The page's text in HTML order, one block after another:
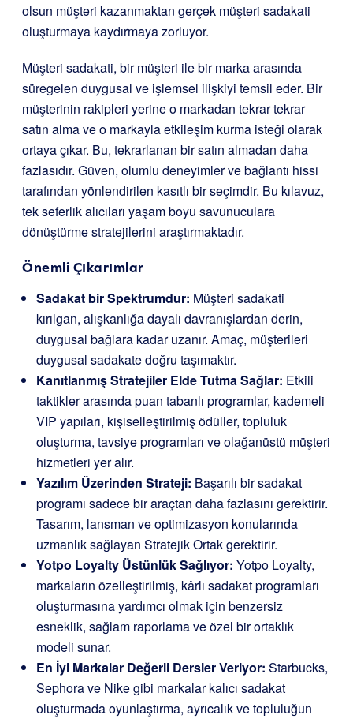
olsun müşteri kazanmaktan gerçek müşteri sadakati
oluşturmaya kaydırmaya zorluyor.
Müşteri sadakati, bir müşteri ile bir marka arasında
süregelen duygusal ve işlemsel ilişkiyi temsil eder. Bir
müşterinin rakipleri yerine o markadan tekrar tekrar
satın alma ve o markayla etkileşim kurma isteği olarak
ortaya çıkar. Bu, tekrarlanan bir satın almadan daha
fazlasıdır. Güven, olumlu deneyimler ve bağlantı hissi
tarafından yönlendirilen kasıtlı bir seçimdir. Bu kılavuz,
tek seferlik alıcıları yaşam boyu savunuculara
dönüştürme stratejilerini araştırmaktadır.
Önemli Çıkarımlar
Sadakat bir Spektrumdur: Müşteri sadakati
kırılgan, alışkanlığa dayalı davranışlardan derin,
duygusal bağlara kadar uzanır. Amaç, müşterileri
duygusal sadakate doğru taşımaktır.
Kanıtlanmış Stratejiler Elde Tutma Sağlar: Etkili
taktikler arasında puan tabanlı programlar, kademeli
VIP yapıları, kişiselleştirilmiş ödüller, topluluk
oluşturma, tavsiye programları ve olağanüstü müşteri
hizmetleri yer alır.
Yazılım Üzerinden Strateji: Başarılı bir sadakat
programı sadece bir araçtan daha fazlasını gerektirir.
Tasarım, lansman ve optimizasyon konularında
uzmanlık sağlayan Stratejik Ortak gerektirir.
Yotpo Loyalty Üstünlük Sağlıyor: Yotpo Loyalty,
markaların özelleştirilmiş, kârlı sadakat programları
oluşturmasına yardımcı olmak için benzersiz
esneklik, sağlam raporlama ve özel bir ortaklık
modeli sunar.
En İyi Markalar Değerli Dersler Veriyor: Starbucks,
Sephora ve Nike gibi markalar kalıcı sadakat
oluşturmada oyunlaştırma, ayrıcalık ve topluluğun